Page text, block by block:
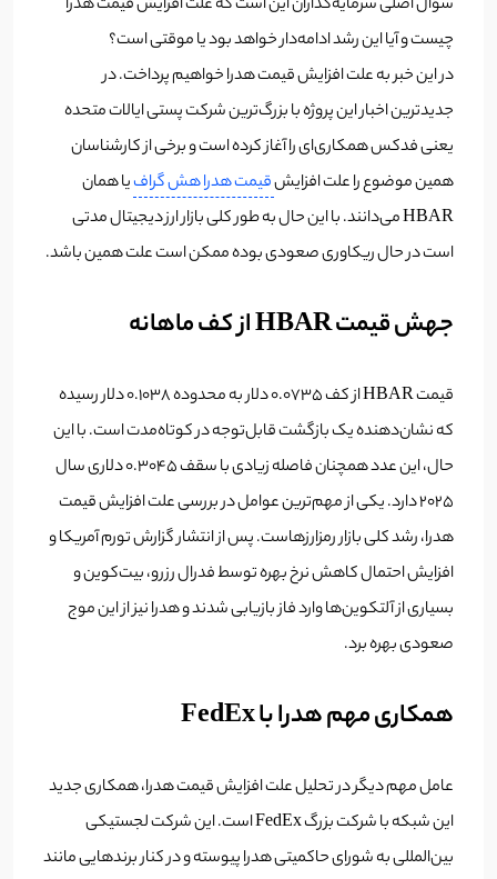
سؤال اصلی سرمایه‌گذاران این است که علت افزایش قیمت هدرا
چیست و آیا این رشد ادامه‌دار خواهد بود یا موقتی است؟
در این خبر به علت افزایش قیمت هدرا خواهیم پرداخت. در
جدیدترین اخبار این پروژه با بزرگ‌ترین شرکت پستی ایالات متحده
یعنی فدکس همکاری‌‌ای را آغاز کرده است و برخی از کارشناسان
همین موضوع را علت افزایشقیمت هدرا هش گرافیا همان
HBAR می‌دانند. با این حال به طور کلی بازار ارز دیجیتال مدتی
است در حال ریکاوری صعودی بوده ممکن است علت همین باشد.
جهش قیمت HBAR از کف ماهانه
قیمت HBAR از کف ۰.۰۷۳۵ دلار به محدوده ۰.۱۰۳۸ دلار رسیده
که نشان‌دهنده یک بازگشت قابل‌توجه در کوتاه‌مدت است. با این
حال، این عدد همچنان فاصله زیادی با سقف ۰.۳۰۴۵ دلاری سال
۲۰۲۵ دارد. یکی از مهم‌ترین عوامل در بررسی علت افزایش قیمت
هدرا، رشد کلی بازار رمزارزهاست. پس از انتشار گزارش تورم آمریکا و
افزایش احتمال کاهش نرخ بهره توسط فدرال رزرو، بیت‌کوین و
بسیاری از آلتکوین‌ها وارد فاز بازیابی شدند و هدرا نیز از این موج
صعودی بهره برد.
همکاری مهم هدرا با FedEx
عامل مهم دیگر در تحلیل علت افزایش قیمت هدرا، همکاری جدید
این شبکه با شرکت بزرگ FedEx است. این شرکت لجستیکی
بین‌المللی به شورای حاکمیتی هدرا پیوسته و در کنار برندهایی مانند